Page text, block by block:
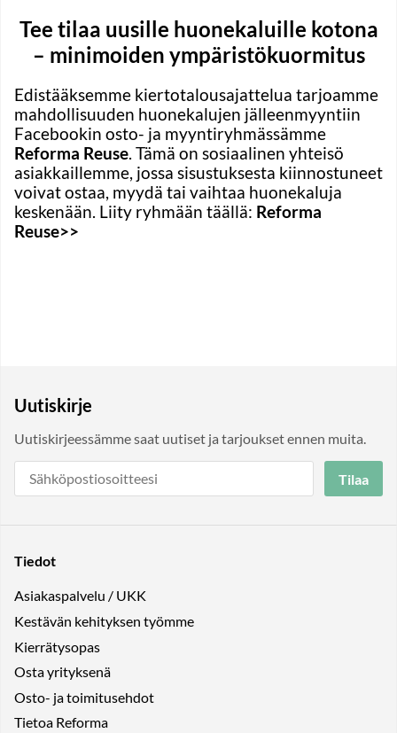
Tee tilaa uusille huonekaluille kotona
– minimoiden ympäristökuormitus
Edistääksemme kiertotalousajattelua tarjoamme
mahdollisuuden huonekalujen jälleenmyyntiin
Facebookin osto- ja myyntiryhmässämme
Reforma Reuse. Tämä on sosiaalinen yhteisö
asiakkaillemme, jossa sisustuksesta kiinnostuneet
voivat ostaa, myydä tai vaihtaa huonekaluja
keskenään. Liity ryhmään täällä: Reforma
Reuse>>
Uutiskirje
Uutiskirjeessämme saat uutiset ja tarjoukset ennen muita.
Tilaa
Tiedot
Asiakaspalvelu / UKK
Kestävän kehityksen työmme
Kierrätysopas
Osta yrityksenä
Osto- ja toimitusehdot
Tietoa Reforma